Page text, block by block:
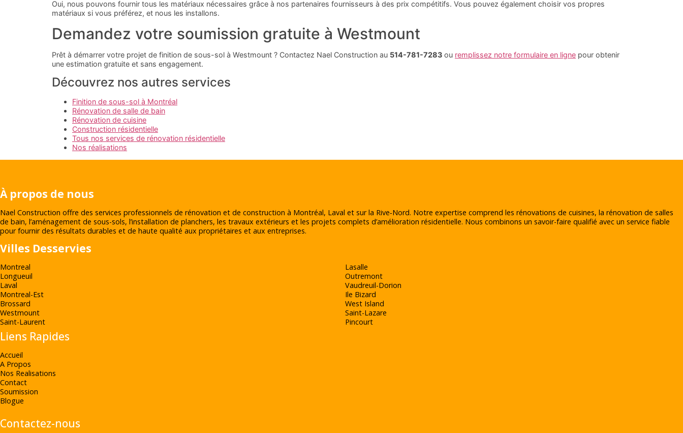
Oui, nous pouvons fournir tous les matériaux nécessaires grâce à nos partenaires fournisseurs à des prix compétitifs. Vous pouvez également choisir vos propres
matériaux si vous préférez, et nous les installons.
Demandez votre soumission gratuite à Westmount
Prêt à démarrer votre projet de finition de sous-sol à Westmount ? Contactez Nael Construction au 514-781-7283 ou remplissez notre formulaire en ligne pour obtenir
une estimation gratuite et sans engagement.
Découvrez nos autres services
Finition de sous-sol à Montréal
Rénovation de salle de bain
Rénovation de cuisine
Construction résidentielle
Tous nos services de rénovation résidentielle
Nos réalisations
À propos de nous
Nael Construction offre des services professionnels de rénovation et de construction à Montréal, Laval et sur la Rive‑Nord. Notre expertise comprend les rénovations de cuisines, la rénovation de salles
de bain, l’aménagement de sous-sols, l’installation de planchers, les travaux extérieurs et les projets complets d’amélioration résidentielle. Nous combinons un savoir-faire qualifié avec un service fiable
pour fournir des résultats durables et de haute qualité aux propriétaires et aux entreprises.
Villes Desservies
Montreal
Longueuil
Laval
Montreal-Est
Brossard
Westmount
Saint-Laurent
Lasalle
Outremont
Vaudreuil-Dorion
Ile Bizard
West Island
Saint-Lazare
Pincourt
Liens Rapides
Accueil
A Propos
Nos Realisations
Contact
Soumission
Blogue
Contactez-nous